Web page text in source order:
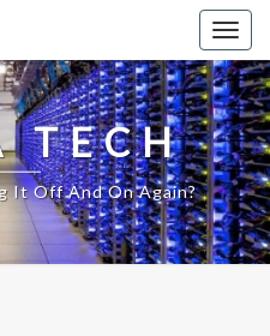
TECH
It Off And On Again?